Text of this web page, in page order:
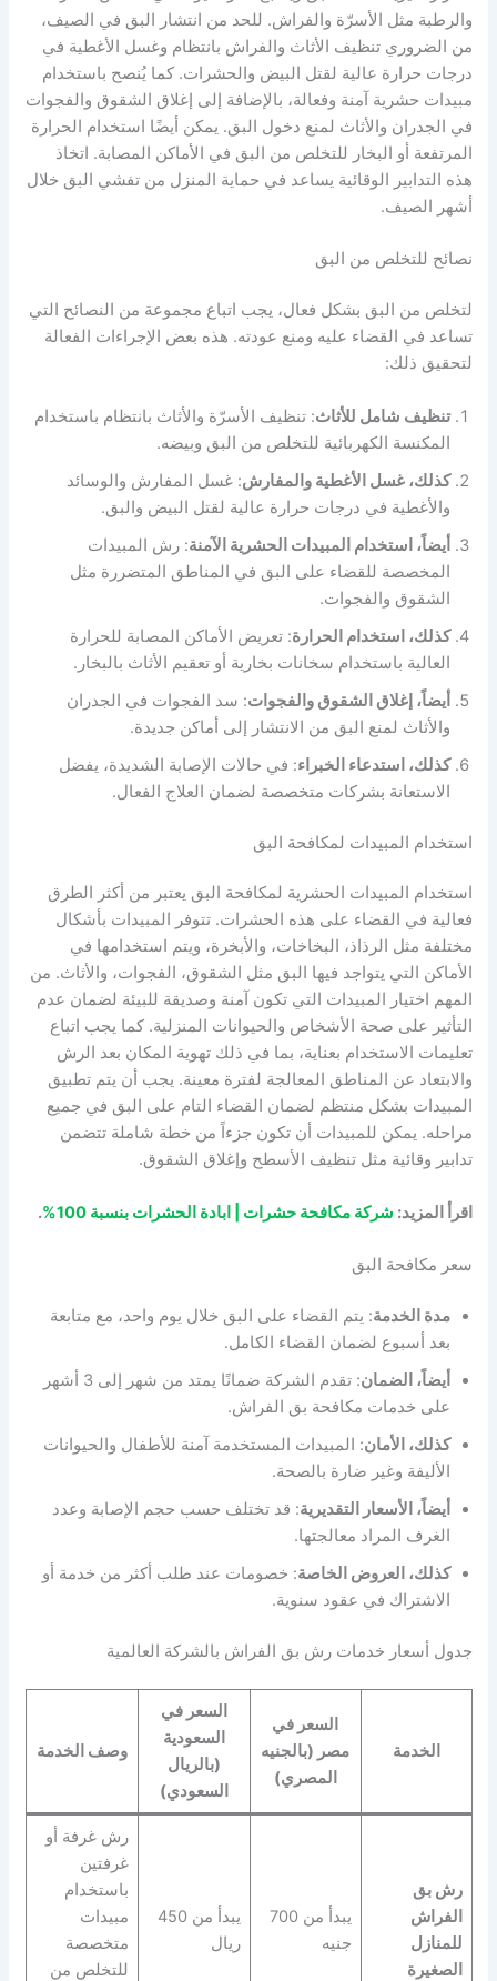
والرطبة مثل الأسرّة والفراش. للحد من انتشار البق في الصيف،
من الضروري تنظيف الأثاث والفراش بانتظام وغسل الأغطية في
درجات حرارة عالية لقتل البيض والحشرات. كما يُنصح باستخدام
مبيدات حشرية آمنة وفعالة، بالإضافة إلى إغلاق الشقوق والفجوات
في الجدران والأثاث لمنع دخول البق. يمكن أيضًا استخدام الحرارة
المرتفعة أو البخار للتخلص من البق في الأماكن المصابة. اتخاذ
هذه التدابير الوقائية يساعد في حماية المنزل من تفشي البق خلال
أشهر الصيف.
نصائح للتخلص من البق
لتخلص من البق بشكل فعال، يجب اتباع مجموعة من النصائح التي
تساعد في القضاء عليه ومنع عودته. هذه بعض الإجراءات الفعالة
لتحقيق ذلك:
تنظيف شامل للأثاث: تنظيف الأسرّة والأثاث بانتظام باستخدام
المكنسة الكهربائية للتخلص من البق وبيضه.
كذلك، غسل الأغطية والمفارش: غسل المفارش والوسائد
والأغطية في درجات حرارة عالية لقتل البيض والبق.
أيضاً، استخدام المبيدات الحشرية الآمنة: رش المبيدات
المخصصة للقضاء على البق في المناطق المتضررة مثل
الشقوق والفجوات.
كذلك، استخدام الحرارة: تعريض الأماكن المصابة للحرارة
العالية باستخدام سخانات بخارية أو تعقيم الأثاث بالبخار.
أيضاً، إغلاق الشقوق والفجوات: سد الفجوات في الجدران
والأثاث لمنع البق من الانتشار إلى أماكن جديدة.
كذلك، استدعاء الخبراء: في حالات الإصابة الشديدة، يفضل
الاستعانة بشركات متخصصة لضمان العلاج الفعال.
استخدام المبيدات لمكافحة البق
استخدام المبيدات الحشرية لمكافحة البق يعتبر من أكثر الطرق
فعالية في القضاء على هذه الحشرات. تتوفر المبيدات بأشكال
مختلفة مثل الرذاذ، البخاخات، والأبخرة، ويتم استخدامها في
الأماكن التي يتواجد فيها البق مثل الشقوق، الفجوات، والأثاث. من
المهم اختيار المبيدات التي تكون آمنة وصديقة للبيئة لضمان عدم
التأثير على صحة الأشخاص والحيوانات المنزلية. كما يجب اتباع
تعليمات الاستخدام بعناية، بما في ذلك تهوية المكان بعد الرش
والابتعاد عن المناطق المعالجة لفترة معينة. يجب أن يتم تطبيق
المبيدات بشكل منتظم لضمان القضاء التام على البق في جميع
مراحله. يمكن للمبيدات أن تكون جزءاً من خطة شاملة تتضمن
تدابير وقائية مثل تنظيف الأسطح وإغلاق الشقوق.
اقرأ المزيد: شركة مكافحة حشرات | ابادة الحشرات بنسبة 100% .
سعر مكافحة البق
مدة الخدمة: يتم القضاء على البق خلال يوم واحد، مع متابعة
بعد أسبوع لضمان القضاء الكامل.
أيضاً، الضمان
: تقدم الشركة ضمانًا يمتد من شهر إلى 3 أشهر
على خدمات مكافحة بق الفراش.
كذلك، الأمان: المبيدات المستخدمة آمنة للأطفال والحيوانات
الأليفة وغير ضارة بالصحة.
أيضاً، الأسعار التقديرية: قد تختلف حسب حجم الإصابة وعدد
الغرف المراد معالجتها.
كذلك، العروض الخاصة: خصومات عند طلب أكثر من خدمة أو
الاشتراك في عقود سنوية.
جدول أسعار خدمات رش بق الفراش بالشركة العالمية
الخدمة
السعر في
مصر (بالجنيه
المصري)
السعر في
السعودية
(بالريال
السعودي)
وصف الخدمة
رش بق
الفراش
للمنازل
الصغيرة
يبدأ من 700
جنيه
يبدأ من 450
ريال
رش غرفة أو
غرفتين
باستخدام
مبيدات
متخصصة
للتخلص من